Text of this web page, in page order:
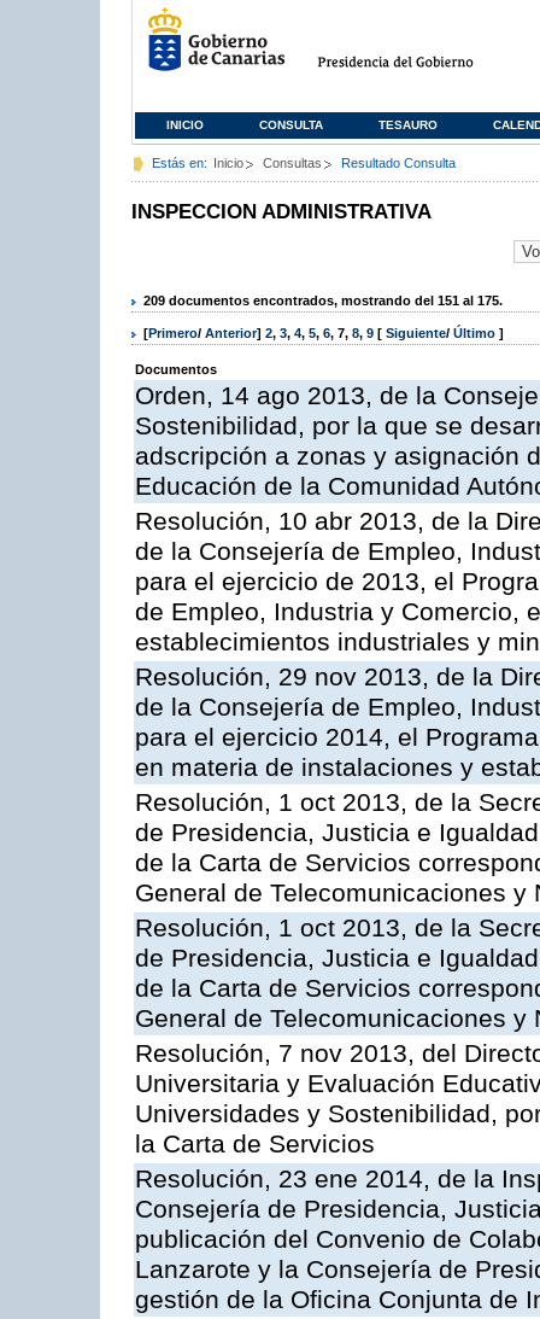
INICIO CONSULTA TESAURO
Estás en: Inicio Consultas Resultado Consulta
INSPECCION ADMINISTRATIVA
209 documentos encontrados, mostrando del 151 al 175.
[Primero/ Anterior] 2, 3, 4, 5, 6, 7, 8, 9 [ Siguiente/ Último ]
Documentos
Orden, 14 ago 2013, de la
Sostenibilidad, por la que se
adscripción a zonas y asignación
Educación de la Comunidad
Resolución, 10 abr 2013, de la
de la Consejería de Empleo,
para el ejercicio de 2013, el
de Empleo, Industria y Comercio,
establecimientos industriales y
Resolución, 29 nov 2013, de la
de la Consejería de Empleo,
para el ejercicio 2014, el
en materia de instalaciones y
Resolución, 1 oct 2013, de la
de Presidencia, Justicia e
de la Carta de Servicios
General de Telecomunicaciones y
Resolución, 1 oct 2013, de la
de Presidencia, Justicia e
de la Carta de Servicios
General de Telecomunicaciones y
Resolución, 7 nov 2013, del
Universitaria y Evaluación
Universidades y Sostenibilidad,
la Carta de Servicios
Resolución, 23 ene 2014, de la
Consejería de Presidencia,
publicación del Convenio de
Lanzarote y la Consejería de
gestión de la Oficina Conjunta de